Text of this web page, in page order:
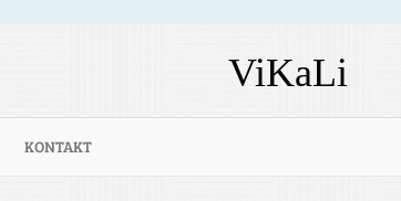
ViKaLi
KONTAKT